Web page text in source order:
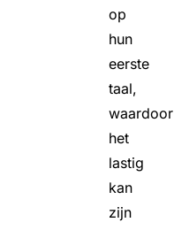
op
hun
eerste
taal,
waardoor
het
lastig
kan
zijn